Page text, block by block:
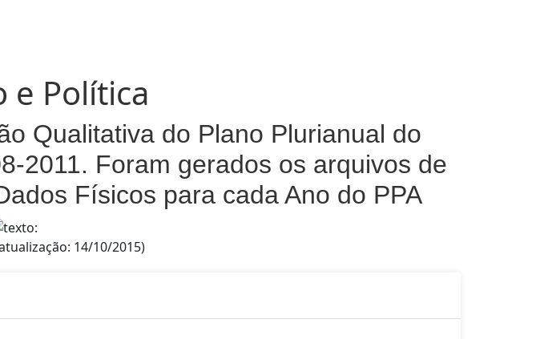
e Política
Qualitativa do Plano Plurianual do
2011. Foram gerados os arquivos de
Físicos para cada Ano do PPA
14/10/2015)